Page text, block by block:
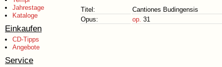
Jahrestage
Kataloge
Einkaufen
CD-Tipps
Angebote
Service
Titel:
Cantiones Budingensis
Opus:
op. 31